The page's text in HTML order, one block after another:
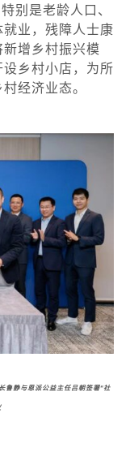
别是老龄人口、
业，残障人士康
增乡村振兴模
乡村小店，为所
经济业态。
鲁静与恩派公益主任吕朝签署“社